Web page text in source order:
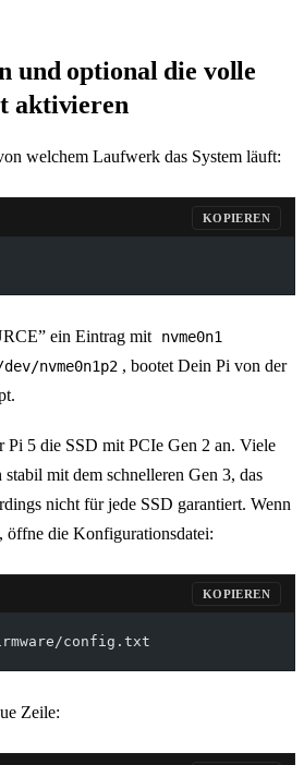
und optional die volle
aktivieren
welchem Laufwerk das System läuft:
KOPIEREN
ein Eintrag mit nvme0n1
nvme0n1p2 , bootet Dein Pi von der
Pi 5 die SSD mit PCIe Gen 2 an. Viele
mit dem schnelleren Gen 3, das
nicht für jede SSD garantiert. Wenn
öffne die Konfigurationsdatei:
KOPIEREN
config.txt
Zeile: